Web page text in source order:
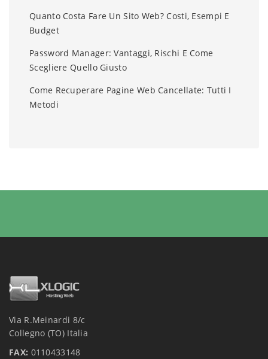
Quanto Costa Fare Un Sito Web? Costi, Esempi E
Budget
Password Manager: Vantaggi, Rischi E Come
Scegliere Quello Giusto
Come Recuperare Pagine Web Cancellate: Tutti I
Metodi
Via R.Meinardi 8/c
Collegno (TO) Italia
FAX: 0110433148